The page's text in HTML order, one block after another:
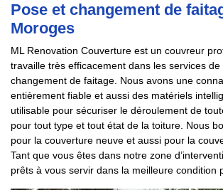
Pose et changement de
Moroges
ML Renovation Couverture est un couvreur
travaille très efficacement dans les services
changement de faitage. Nous avons une
entièrement fiable et aussi des matériels
utilisable pour sécuriser le déroulement de
pour tout type et tout état de la toiture. Nous
pour la couverture neuve et aussi pour la
Tant que vous êtes dans notre zone
prêts à vous servir dans la meilleure condition